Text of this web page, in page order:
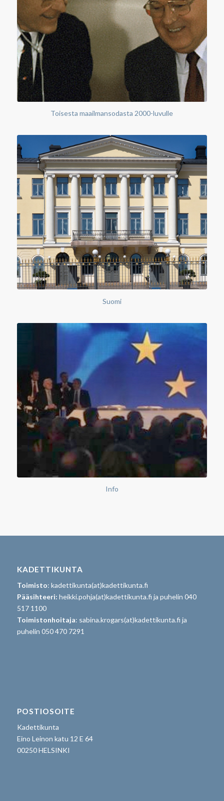
Toisesta maailmansodasta 2000-luvulle
Suomi
Info
KADETTIKUNTA
Toimisto: kadettikunta(at)kadettikunta.fi
Pääsihteeri: heikki.pohja(at)kadettikunta.fi ja puhelin 040
517 1100
Toimistonhoitaja: sabina.krogars(at)kadettikunta.fi ja
puhelin 050 470 7291
POSTIOSOITE
Kadettikunta
Eino Leinon katu 12 E 64
00250 HELSINKI